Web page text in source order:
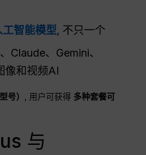
智能模型, 不只一个
Claude、Gemini、
像和视频AI
号） , 用户可获得 多种套餐可
与